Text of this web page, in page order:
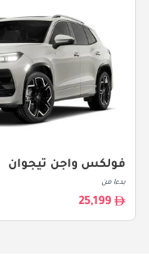
فولكس واجن تيجوان
بدءا من
25,199